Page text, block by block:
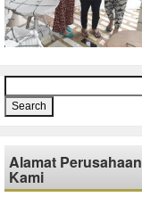
for:
Alamat Perusahaan
Kami